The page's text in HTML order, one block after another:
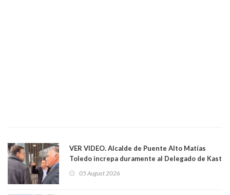
VER VIDEO. Alcalde de Puente Alto Matías
Toledo increpa duramente al Delegado de Kast
delegado nuevamente arrancando"
05 August 2026